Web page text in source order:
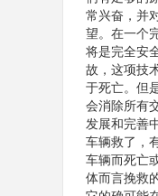
常兴奋，并
望。在一个
将是完全安
故，这项技
于死亡。但
会消除所有
发展和完善
车辆救了，
车辆而死亡
体而言挽救